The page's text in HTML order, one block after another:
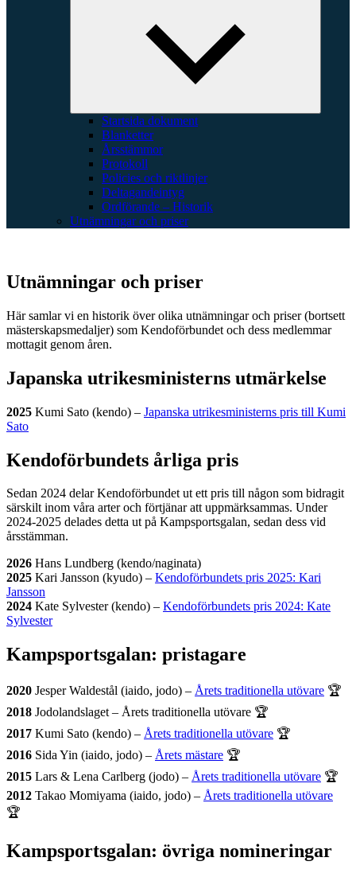
Startsida dokument
Blanketter
Årsstämmor
Protokoll
Policies och riktlinjer
Deltagandeintyg
Ordförande – Historik
Utnämningar och priser
Utnämningar och priser
Här samlar vi en historik över olika utnämningar och priser (bortsett
mästerskapsmedaljer) som Kendoförbundet och dess medlemmar
mottagit genom åren.
Japanska utrikesministerns utmärkelse
2025 Kumi Sato (kendo) – Japanska utrikesministerns pris till Kumi
Sato
Kendoförbundets årliga pris
Sedan 2024 delar Kendoförbundet ut ett pris till någon som bidragit
särskilt inom våra arter och förtjänar att uppmärksammas. Under
2024-2025 delades detta ut på Kampsportsgalan, sedan dess vid
årsstämman.
2026 Hans Lundberg (kendo/naginata)
2025 Kari Jansson (kyudo) – Kendoförbundets pris 2025: Kari
Jansson
2024 Kate Sylvester (kendo) – Kendoförbundets pris 2024: Kate
Sylvester
Kampsportsgalan: pristagare
2020 Jesper Waldestål (iaido, jodo) – Årets traditionella utövare 🏆
2018 Jodolandslaget – Årets traditionella utövare 🏆
2017 Kumi Sato (kendo) – Årets traditionella utövare 🏆
2016 Sida Yin (iaido, jodo) – Årets mästare 🏆
2015 Lars & Lena Carlberg (jodo) – Årets traditionella utövare 🏆
2012 Takao Momiyama (iaido, jodo) – Årets traditionella utövare
🏆
Kampsportsgalan: övriga nomineringar